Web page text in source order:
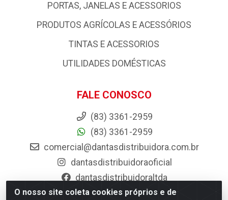
O nosso site coleta cookies próprios e de
PORTAS, JANELAS E ACESSORIOS
PRODUTOS AGRÍCOLAS E ACESSÓRIOS
TINTAS E ACESSORIOS
UTILIDADES DOMÉSTICAS
FALE CONOSCO
(83) 3361-2959
(83) 3361-2959
comercial@dantasdistribuidora.com.br
dantasdistribuidoraoficial
dantasdistribuidoraltda